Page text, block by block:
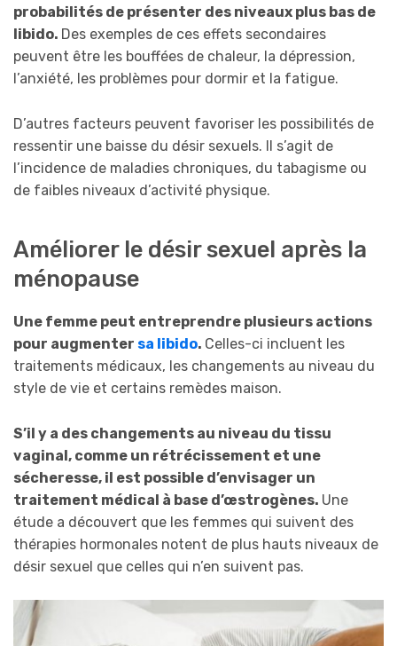
probabilités de présenter des niveaux plus bas de
libido. Des exemples de ces effets secondaires
peuvent être les bouffées de chaleur, la dépression,
l’anxiété, les problèmes pour dormir et la fatigue.
D’autres facteurs peuvent favoriser les possibilités de
ressentir une baisse du désir sexuels. Il s’agit de
l’incidence de maladies chroniques, du tabagisme ou
de faibles niveaux d’activité physique.
Améliorer le désir sexuel après la
ménopause
Une femme peut entreprendre plusieurs actions
pour augmenter sa libido. Celles-ci incluent les
traitements médicaux, les changements au niveau du
style de vie et certains remèdes maison.
S’il y a des changements au niveau du tissu
vaginal, comme un rétrécissement et une
sécheresse, il est possible d’envisager un
traitement médical à base d’œstrogènes. Une
étude a découvert que les femmes qui suivent des
thérapies hormonales notent de plus hauts niveaux de
désir sexuel que celles qui n’en suivent pas.